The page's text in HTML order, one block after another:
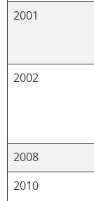
2001
2002
2008
2010